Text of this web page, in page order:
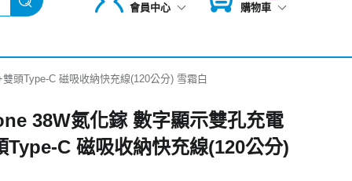
會員中心
購物車
頭Type-C 磁吸收納快充線(120公分) 雪霜白
38W氮化鎵 數字顯示雙孔充電
Type-C 磁吸收納快充線(120公分)